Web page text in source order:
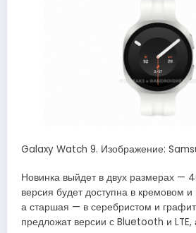
Galaxy Watch 9. Изображение:
Новинка выйдет в двух размерах
версия будет доступна в кремовом
а старшая — в серебристом и
предложат версии с Bluetooth и LTE,